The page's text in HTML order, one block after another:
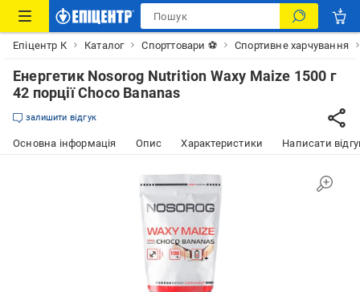
Епіцентр К Каталог Спорттовари ⚽ Спортивне харчування
Енергетик Nosorog Nutrition Waxy Maize 1500 г
42 порції Choco Bananas
залишити відгук
Основна інформація Опис Характеристики Написати